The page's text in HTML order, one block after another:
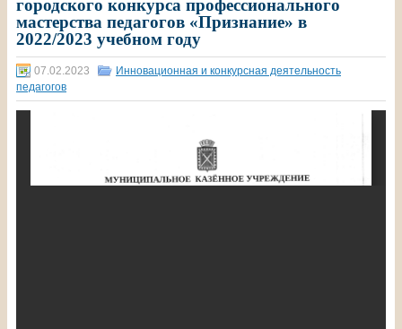
городского конкурса профессионального
мастерства педагогов «Признание» в
2022/2023 учебном году
07.02.2023
Инновационная и конкурсная деятельность
педагогов